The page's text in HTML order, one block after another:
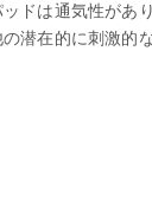
ドは通気性が
潜在的に刺激的